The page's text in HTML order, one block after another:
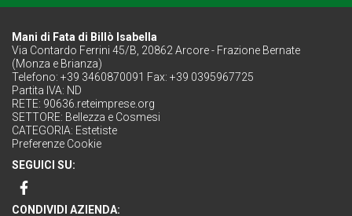
Mani di Fata di Billò Isabella
Via Contardo Ferrini 45/B, 20862 Arcore - Frazione Bernate
(Monza e Brianza)
Telefono: +39 3460870091 Fax: +39 0395967725
Partita IVA: ND
RETE: 90636.reteimprese.org
SETTORE: Bellezza e Cosmesi
CATEGORIA: Estetiste
Preferenze Cookie
SEGUICI SU:
CONDIVIDI AZIENDA: